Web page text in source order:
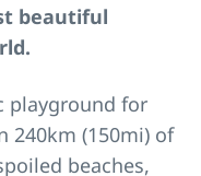
beautiful
playground for
240km (150mi) of
beaches,